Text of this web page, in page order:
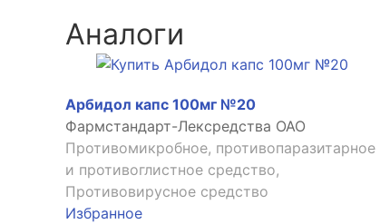
Аналоги
Арбидол капс 100мг №20
Фармстандарт-Лексредства ОАО
Противомикробное, противопаразитарное
и противоглистное средство,
Противовирусное средство
Избранное